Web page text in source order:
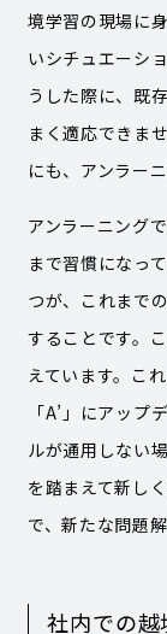
境学習の現場に
いシチュエーシ
うした際に、既
まく適応できま
にも、アンラー
アンラーニング
まで習慣になっ
つが、これまで
することです。
えています。こ
「A’」にアッ
ルが通用しない
を踏まえて新し
で、新たな問題
社内での